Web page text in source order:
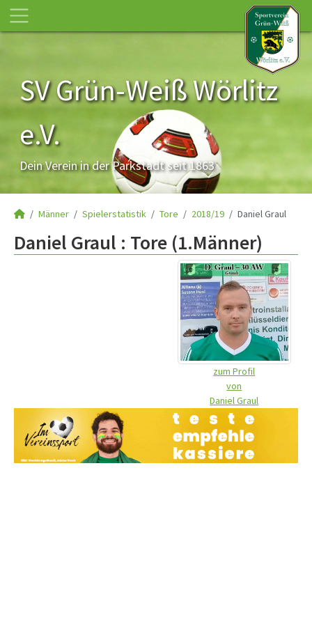
SV Grün-Weiß Wörlitz
e.V.
Dein Verein in der Parkstadt seit 1863
Männer Spielerstatistik Tore 2018/19 Daniel Graul
Daniel Graul : Tore (1.Männer)
zum Profil
von
Daniel Graul